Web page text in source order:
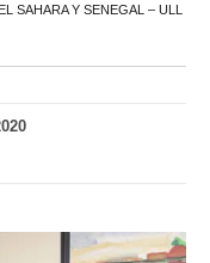
SAHARA Y SENEGAL – ULL